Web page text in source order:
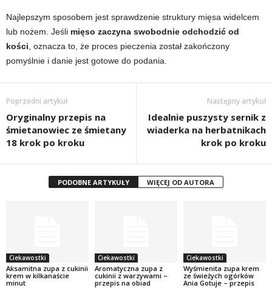
Najlepszym sposobem jest sprawdzenie struktury mięsa widelcem
lub nożem. Jeśli mięso zaczyna swobodnie odchodzić od
kości , oznacza to, że proces pieczenia został zakończony
pomyślnie i danie jest gotowe do podania.
Poprzedni artykuł
Oryginalny przepis na
śmietanowiec ze śmietany
18 krok po kroku
Następny artykuł
Idealnie puszysty sernik z
wiaderka na herbatnikach
krok po kroku
PODOBNE ARTYKUŁY WIĘCEJ OD AUTORA
Ciekawostki
Aksamitna zupa z cukinii
krem w kilkanaście
minut
Ciekawostki
Aromatyczna zupa z
cukinii z warzywami –
przepis na obiad
Ciekawostki
Wyśmienita zupa krem
ze świeżych ogórków
Ania Gotuje – przepis